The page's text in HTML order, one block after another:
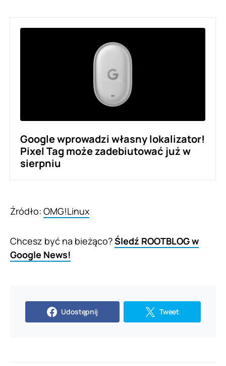
Google wprowadzi własny lokalizator!
Pixel Tag może zadebiutować już w
sierpniu
Źródło: OMG!Linux
Chcesz być na bieżąco?Śledź ROOTBLOG w
Google News!
Udostępnij Tweet